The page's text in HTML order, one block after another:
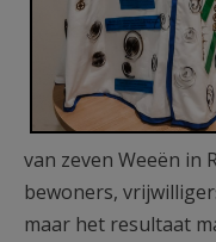
van zeven Weeën in
bewoners,
maar het resultaat